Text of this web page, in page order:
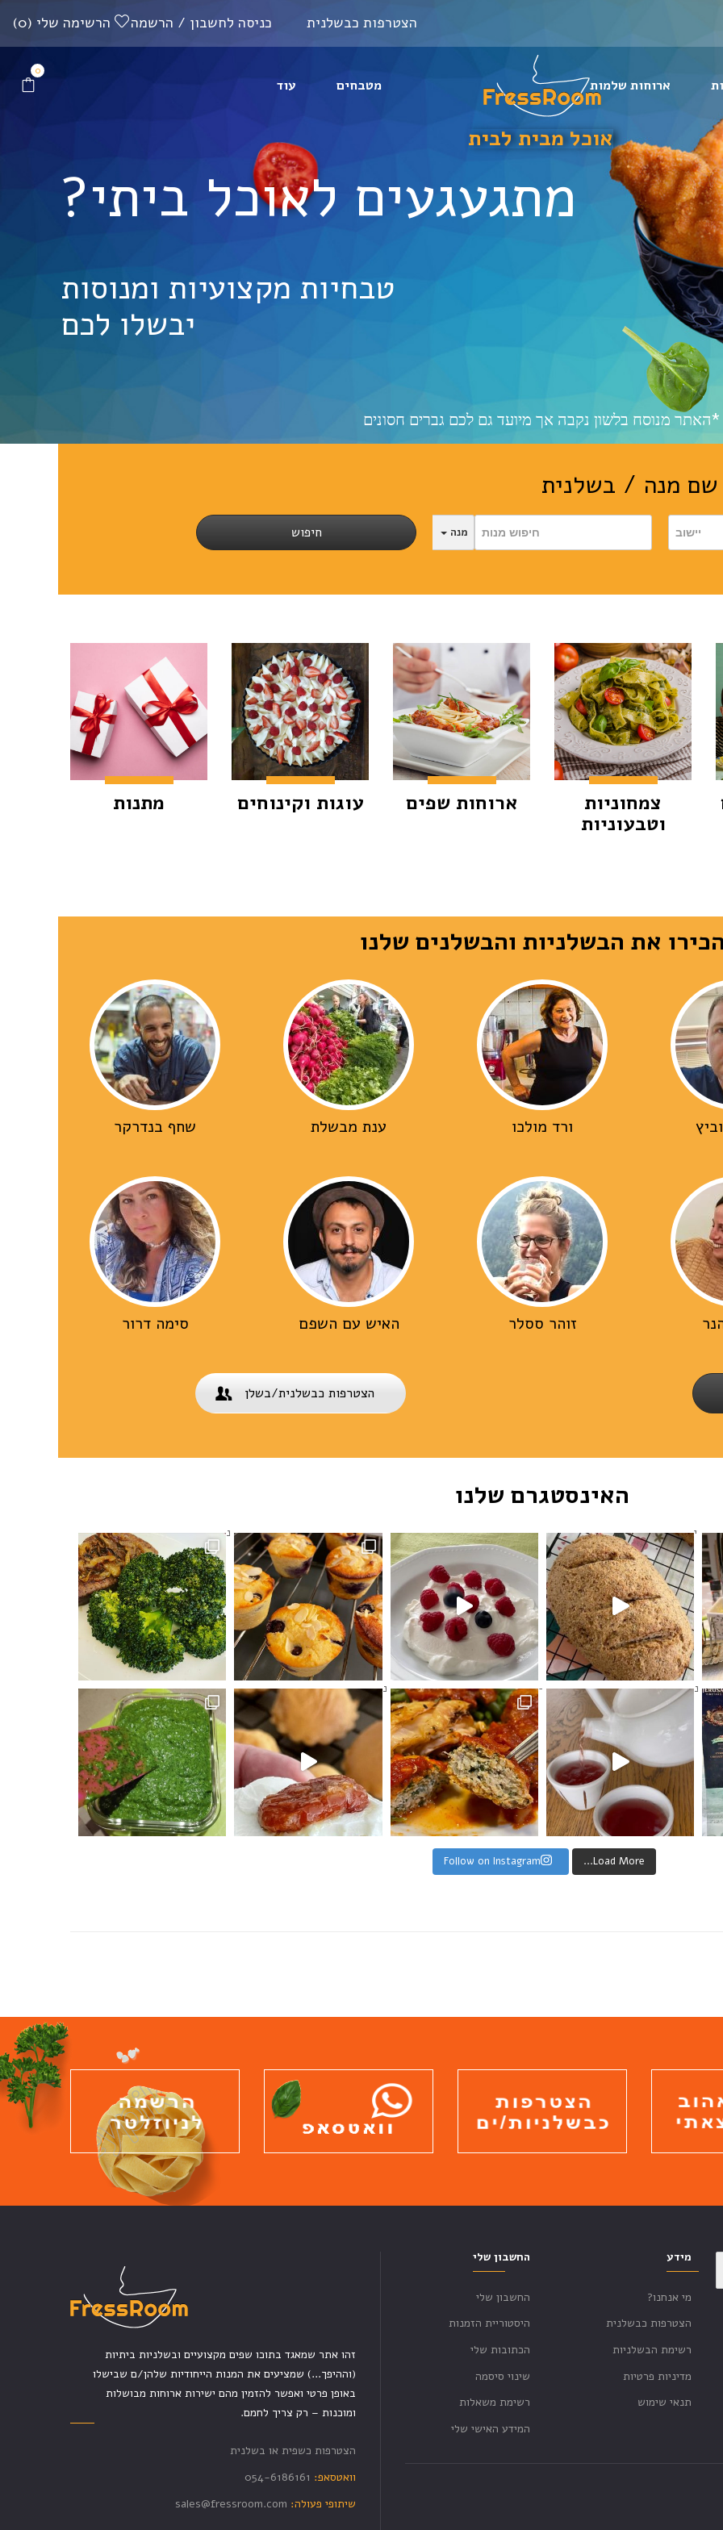
הצטרפות כבשלנית כניסה לחשבון / הרשמה הרשימה שלי (0)
ארוחות שלמות מטבחים עוד
0
מתגעגעים לאוכל ביתי?
שם מנה / בשלנית
מנה חיפוש
מתנות עוגות וקינוחים ארוחות שפים
צמחוניות
וטבעוניות
הכירו את הבשלניות והבשלנים שלנו
ורד מולכו ענת מבשלת שחף בנדרקר
זוהר ססלר האיש עם השפם סימה דרור
הצטרפות כבשלנית/בשלן
האינסטגרם שלנו
ברוקולי. ירק מושלם. צריך לקנ
לחמניות ביס דלות פחמימות ונ הקציצות האלו נימוחות כל כך - מינ
Load More...
Follow on Instagram
זהו אתר שמאגד בתוכו שפים מקצועיים ובשלניות ביתיות
(וההיפך...) שמציעים את המנות הייחודיות שלהן/ם שבישלו
באופן פרטי ואפשר להזמין מהם ישירות ארוחות מבושלות
ומוכנות – רק צריך לחמם.
הצטרפות כשפית או בשלנית
וואטסאפ: 054-6186161
שיתופי פעולה: sales@fressroom.com
החשבון שלי
החשבון שלי
היסטוריית הזמנות
הכתובות שלי
שינוי סיסמה
רשימת משאלות
המידע האישי שלי
מידע
מי אנחנו?
הצטרפות כבשלנית
רשימת הבשלניות
מדיניות פרטיות
תנאי שימוש